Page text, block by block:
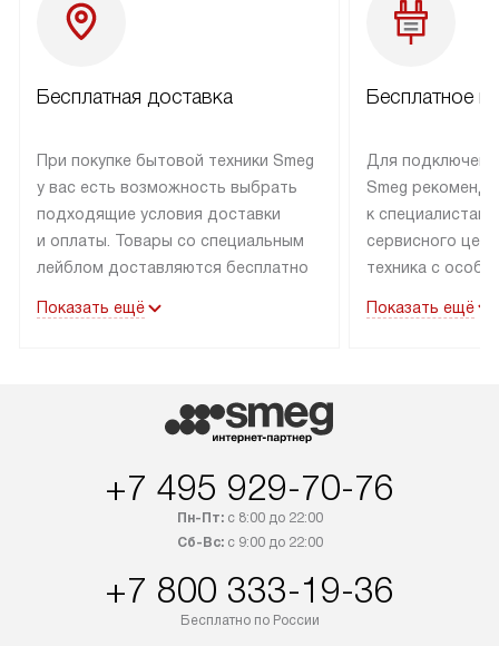
Бесплатная доставка
При покупке бытовой техники Smeg
у вас есть возможность выбрать
подходящие условия доставки
и оплаты. Товары со специальным
лейблом доставляются бесплатно
до подъезда. Доставка за пределы
маркировку «в наличии», может
быть отправлен покупателю
в Санкт-Петербург и другие
транспортные компании. После
доставляем заказ до офиса
транспортной компании в Москве.
Показать ещё
Бесплатное
Для
Smeg
к специалистам
сервисного
техника с
коммуникациям.
подключения к
определяется в
Показать ещё
+7 495 929-70-76
Пн-Пт:с 8:00 до 22:00
Сб-Вс:с 9:00 до 22:00
+7 800 333-19-36
Бесплатно по России